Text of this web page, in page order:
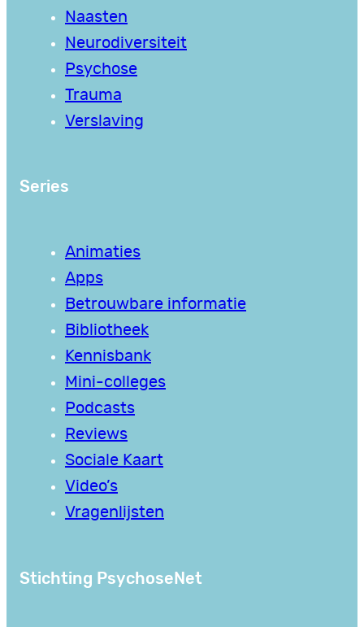
Naasten
Neurodiversiteit
Psychose
Trauma
Verslaving
Series
Animaties
Apps
Betrouwbare informatie
Bibliotheek
Kennisbank
Mini-colleges
Podcasts
Reviews
Sociale Kaart
Video’s
Vragenlijsten
Stichting PsychoseNet